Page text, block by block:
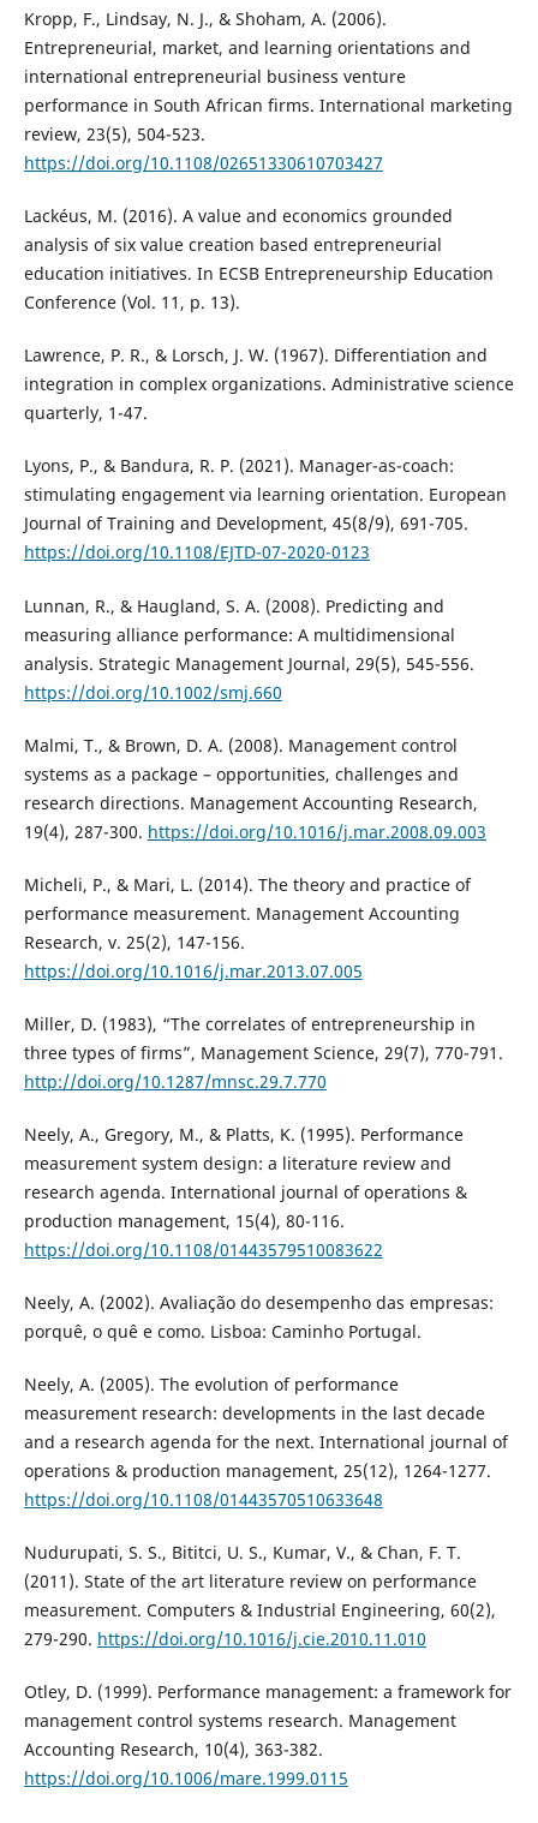
Kropp, F., Lindsay, N. J., & Shoham, A. (2006).
Entrepreneurial, market, and learning orientations and
international entrepreneurial business venture
performance in South African firms. International marketing
review, 23(5), 504-523.
https://doi.org/10.1108/02651330610703427
Lackéus, M. (2016). A value and economics grounded
analysis of six value creation based entrepreneurial
education initiatives. In ECSB Entrepreneurship Education
Conference (Vol. 11, p. 13).
Lawrence, P. R., & Lorsch, J. W. (1967). Differentiation and
integration in complex organizations. Administrative science
quarterly, 1-47.
Lyons, P., & Bandura, R. P. (2021). Manager-as-coach:
stimulating engagement via learning orientation. European
Journal of Training and Development, 45(8/9), 691-705.
https://doi.org/10.1108/EJTD-07-2020-0123
Lunnan, R., & Haugland, S. A. (2008). Predicting and
measuring alliance performance: A multidimensional
analysis. Strategic Management Journal, 29(5), 545-556.
https://doi.org/10.1002/smj.660
Malmi, T., & Brown, D. A. (2008). Management control
systems as a package – opportunities, challenges and
research directions. Management Accounting Research,
19(4), 287-300. https://doi.org/10.1016/j.mar.2008.09.003
Micheli, P., & Mari, L. (2014). The theory and practice of
performance measurement. Management Accounting
Research, v. 25(2), 147-156.
https://doi.org/10.1016/j.mar.2013.07.005
Miller, D. (1983), “The correlates of entrepreneurship in
three types of firms”, Management Science, 29(7), 770-791.
http://doi.org/10.1287/mnsc.29.7.770
Neely, A., Gregory, M., & Platts, K. (1995). Performance
measurement system design: a literature review and
research agenda. International journal of operations &
production management, 15(4), 80-116.
https://doi.org/10.1108/01443579510083622
Neely, A. (2002). Avaliação do desempenho das empresas:
porquê, o quê e como. Lisboa: Caminho Portugal.
Neely, A. (2005). The evolution of performance
measurement research: developments in the last decade
and a research agenda for the next. International journal of
operations & production management, 25(12), 1264-1277.
https://doi.org/10.1108/01443570510633648
Nudurupati, S. S., Bititci, U. S., Kumar, V., & Chan, F. T.
(2011). State of the art literature review on performance
measurement. Computers & Industrial Engineering, 60(2),
279-290. https://doi.org/10.1016/j.cie.2010.11.010
Otley, D. (1999). Performance management: a framework for
management control systems research. Management
Accounting Research, 10(4), 363-382.
https://doi.org/10.1006/mare.1999.0115